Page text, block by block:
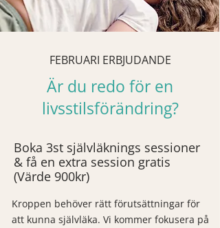
FEBRUARI ERBJUDANDE
Är du redo för en
livsstilsförändring?
Boka 3st självläknings sessioner
& få en extra session gratis
(Värde 900kr)
​Kroppen behöver rätt förutsättningar för
att kunna självläka. Vi kommer fokusera på